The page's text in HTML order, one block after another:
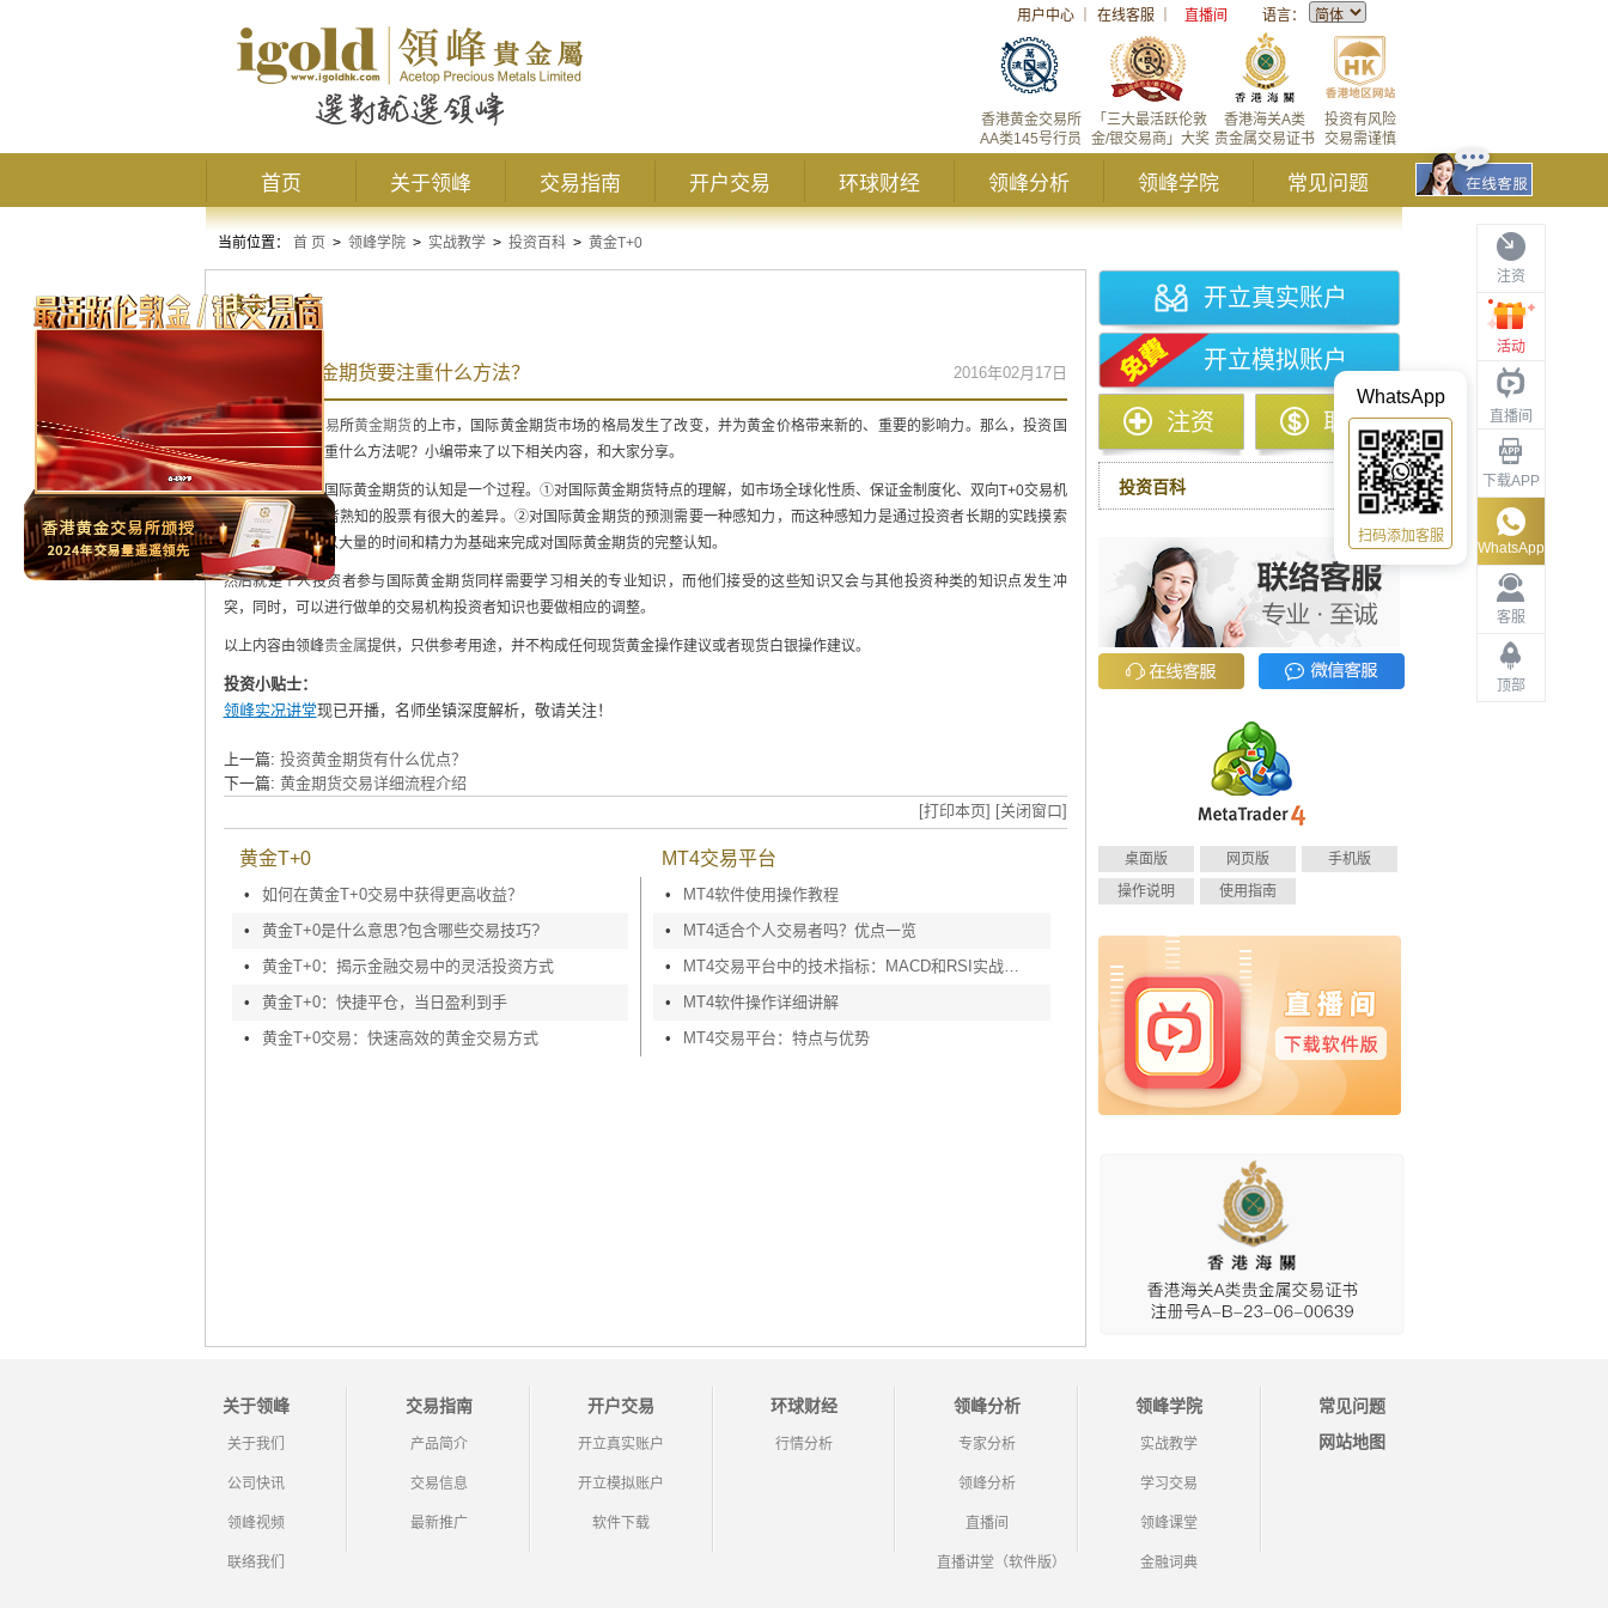
用户中心 在线客服 直播间 语言：
投资有风险
交易需谨慎
香港海关A类
贵金属交易证书
「三大最活跃伦敦
金/银交易商」大奖
香港黄金交易所
AA类145号行员
首页 关于领峰 交易指南 开户交易 环球财经 领峰分析 领峰学院 常见问题
注资
活动
直播间
下载APP
客服
顶部
WhatsApp
WhatsApp
扫码添加客服
当前位置： 首 页 > 领峰学院 > 实战教学 > 投资百科 > 黄金T+0
黄金T+0
投资国际黄金期货要注重什么方法？ 2016年02月17日
随着上海黄金交易所黄金期货的上市，国际黄金期货市场的格局发生了改变，并为黄金价格带来新的、重要的影响力。那么，投资国
际黄金期货要注重什么方法呢？小编带来了以下相关内容，和大家分享。
首先，投资者对国际黄金期货的认知是一个过程。①对国际黄金期货特点的理解，如市场全球化性质、保证金制度化、双向T+0交易机
制等，都与投资者熟知的股票有很大的差异。②对国际黄金期货的预测需要一种感知力，而这种感知力是通过投资者长期的实践摸索
得来的，他们要以大量的时间和精力为基础来完成对国际黄金期货的完整认知。
然后就是个人投资者参与国际黄金期货同样需要学习相关的专业知识，而他们接受的这些知识又会与其他投资种类的知识点发生冲
突，同时，可以进行做单的交易机构投资者知识也要做相应的调整。
以上内容由领峰贵金属提供，只供参考用途，并不构成任何现货黄金操作建议或者现货白银操作建议。
投资小贴士：
领峰实况讲堂现已开播，名师坐镇深度解析，敬请关注！
上一篇: 投资黄金期货有什么优点？
下一篇: 黄金期货交易详细流程介绍
[打印本页] [关闭窗口]
黄金T+0
•
如何在黄金T+0交易中获得更高收益？
•
黄金T+0是什么意思?包含哪些交易技巧?
•
黄金T+0：揭示金融交易中的灵活投资方式
•
黄金T+0：快捷平仓，当日盈利到手
•
黄金T+0交易：快速高效的黄金交易方式
MT4交易平台
•
MT4软件使用操作教程
•
MT4适合个人交易者吗？优点一览
•
MT4交易平台中的技术指标：MACD和RSI实战应用
•
MT4软件操作详细讲解
•
MT4交易平台：特点与优势
开立真实账户
开立模拟账户
注资 取款
投资百科
桌面版 网页版
手机版
操作说明
使用指南
关于领峰
关于我们
公司快讯
领峰视频
联络我们
交易指南
产品简介
交易信息
最新推广
开户交易
开立真实账户
开立模拟账户
软件下载
环球财经
行情分析
领峰分析
专家分析
领峰分析
直播间
直播讲堂（软件版）
领峰学院
实战教学
学习交易
领峰课堂
金融词典
常见问题
网站地图